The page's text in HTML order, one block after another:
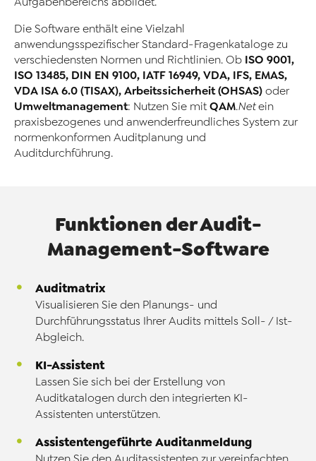
Die Software enthält eine Vielzahl
anwendungsspezifischer Standard-Fragenkataloge zu
verschiedensten Normen und Richtlinien. Ob ISO 9001,
ISO 13485, DIN EN 9100, IATF 16949, VDA, IFS, EMAS,
VDA ISA 6.0 (TISAX), Arbeitssicherheit (OHSAS) oder
Umweltmanagement: Nutzen Sie mitQAM.Netein
praxisbezogenes und anwenderfreundliches System zur
normenkonformen Auditplanung und
Auditdurchführung.
Funktionen der Audit-
Management-Software
Auditmatrix
Visualisieren Sie den Planungs- und
Durchführungsstatus Ihrer Audits mittels Soll- / Ist-
Abgleich.
KI-Assistent
Lassen Sie sich bei der Erstellung von
Auditkatalogen durch den integrierten KI-
Assistenten unterstützen.
Assistentengeführte Auditanmeldung